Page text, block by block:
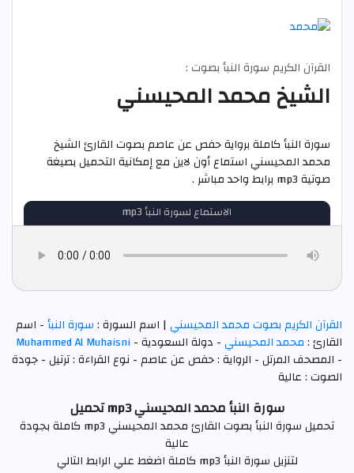
القرآن الكريم سورة النبأ بصوت :
الشيخ محمد المحيسني
سورة النبأ كاملة برواية حفص عن عاصم بصوت القارئ الشيخ
محمد المحيسني استماع أون لاين مع إمكانية التحميل بصيغة
صوتية mp3 برابط واحد مباشر .
الاستماع لسورة النبأ mp3
القرآن الكريم بصوت محمد المحيسني| اسم السورة :سورة النبأ- اسم
القارئ :محمد المحيسني- دولة السعودية -Muhammed Al Muhaisni
- المصحف المرتل - الرواية : حفص عن عاصم - نوع القراءة : ترتيل - جودة
الصوت : عالية
سورة النبأ محمد المحيسني mp3 تحميل
تحميل سورة النبأ بصوت القارئ محمد المحيسني mp3 كاملة بجودة
عالية
لتنزيل سورة النبأ mp3 كاملة اضغط علي الرابط التالي